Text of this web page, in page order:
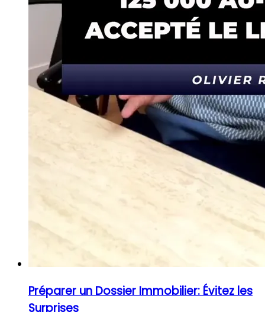
Préparer un Dossier Immobilier: Évitez les
Surprises